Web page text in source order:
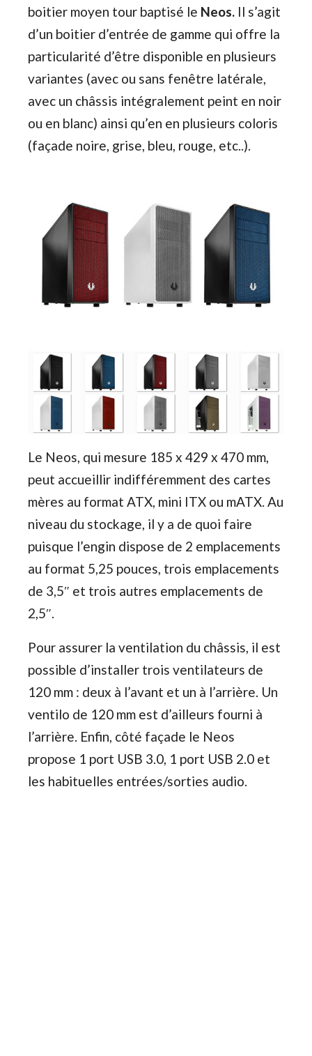
boitier moyen tour baptisé le Neos. Il s’agit
d’un boitier d’entrée de gamme qui offre la
particularité d’être disponible en plusieurs
variantes (avec ou sans fenêtre latérale,
avec un châssis intégralement peint en noir
ou en blanc) ainsi qu’en en plusieurs coloris
(façade noire, grise, bleu, rouge, etc..).
Le Neos, qui mesure 185 x 429 x 470 mm,
peut accueillir indifféremment des cartes
mères au format ATX, mini ITX ou mATX. Au
niveau du stockage, il y a de quoi faire
puisque l’engin dispose de 2 emplacements
au format 5,25 pouces, trois emplacements
de 3,5″ et trois autres emplacements de
2,5″.
Pour assurer la ventilation du châssis, il est
possible d’installer trois ventilateurs de
120 mm : deux à l’avant et un à l’arrière. Un
ventilo de 120 mm est d’ailleurs fourni à
l’arrière. Enfin, côté façade le Neos
propose 1 port USB 3.0, 1 port USB 2.0 et
les habituelles entrées/sorties audio.